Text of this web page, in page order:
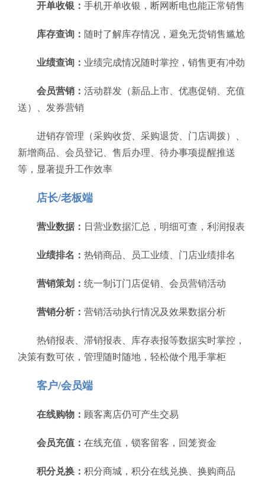
开单收银： 手机开单收银，断网断电也能正常销售
库存查询： 随时了解库存情况，避免无货销售尴尬
业绩查询： 业绩完成情况随时掌控，销售更有冲劲
会员营销： 活动群发（新品上市、优惠促销、充值
送）、发券营销
进销存管理（采购收货、采购退货、门店调拨）、
新增商品、会员登记、售后办理、待办事项提醒推送
等，显著提升工作效率
店长/老板端
营业数据： 日营业数据汇总，明细可查，利润报表
业绩排名： 热销商品、员工业绩、门店业绩排名
营销策划： 统一制订门店促销、会员营销活动
营销分析： 营销活动执行情况及效果数据分析
热销报表、滞销报表、库存表报等数据实时掌控，
决策有数可依，管理随时随地，轻松做个甩手掌柜
客户/会员端
在线购物： 顾客离店仍可产生交易
会员充值： 在线充值，锁客留客，回笼资金
积分兑换： 积分商城，积分在线兑换、换购商品